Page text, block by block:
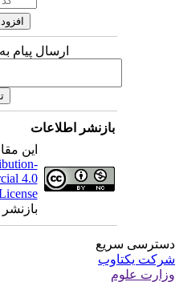
ارسال پیام
بازنشر اطلاعات
این
4.0
License
سریع
یکتاوب
علوم